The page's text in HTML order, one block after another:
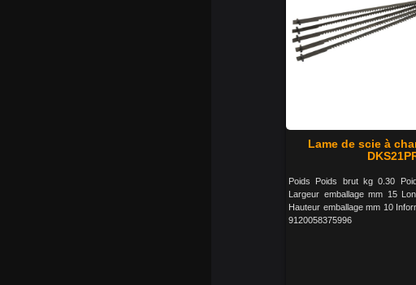
Lame de scie à
Poids Poids brut kg 0.30
Largeur emballage mm 15
Hauteur emballage mm 10
9120058375996